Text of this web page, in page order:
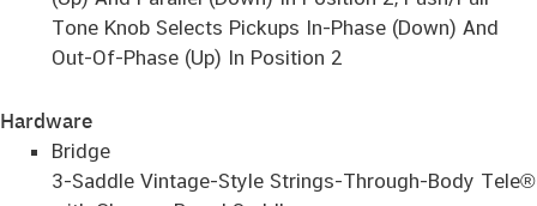
Tone Knob Selects Pickups In-Phase (Down) And
Out-Of-Phase (Up) In Position 2
Hardware
Bridge
3-Saddle Vintage-Style Strings-Through-Body Tele®